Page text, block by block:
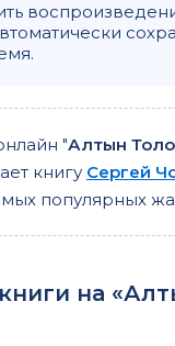
"Алтын
книгу Сергей
популярных
на